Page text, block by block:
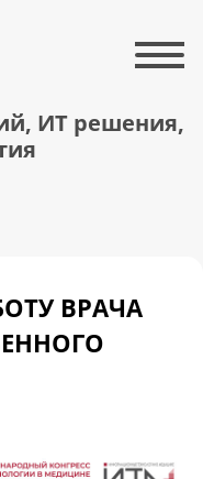
ИТ решения,
ВРАЧА